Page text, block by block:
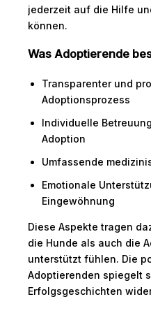
jederzeit auf die Hilfe
können.
Was Adoptierende
Transparenter und
Adoptionsprozess
Individuelle
Adoption
Umfassende
Emotionale
Eingewöhnung
Diese Aspekte tragen
die Hunde als auch die
unterstützt fühlen. Die
Adoptierenden spiegelt
Erfolgsgeschichten